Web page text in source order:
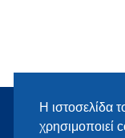
Η ιστοσελίδα
χρησιμοποιεί